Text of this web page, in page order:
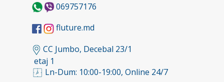
069757176
fluture.md
CC Jumbo, Decebal 23/1
etaj 1
Ln-Dum: 10:00-19:00, Online 24/7